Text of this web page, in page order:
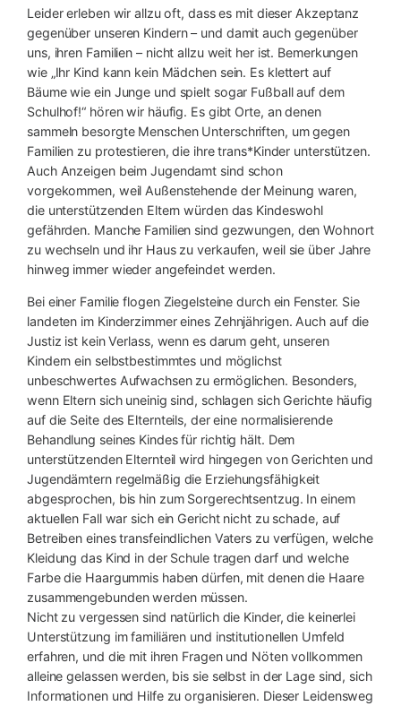
Leider erleben wir allzu oft, dass es mit dieser Akzeptanz
gegenüber unseren Kindern – und damit auch gegenüber
uns, ihren Familien – nicht allzu weit her ist. Bemerkungen
wie „Ihr Kind kann kein Mädchen sein. Es klettert auf
Bäume wie ein Junge und spielt sogar Fußball auf dem
Schulhof!“ hören wir häufig. Es gibt Orte, an denen
sammeln besorgte Menschen Unterschriften, um gegen
Familien zu protestieren, die ihre trans*Kinder unterstützen.
Auch Anzeigen beim Jugendamt sind schon
vorgekommen, weil Außenstehende der Meinung waren,
die unterstützenden Eltern würden das Kindeswohl
gefährden. Manche Familien sind gezwungen, den Wohnort
zu wechseln und ihr Haus zu verkaufen, weil sie über Jahre
hinweg immer wieder angefeindet werden.
Bei einer Familie flogen Ziegelsteine durch ein Fenster. Sie
landeten im Kinderzimmer eines Zehnjährigen. Auch auf die
Justiz ist kein Verlass, wenn es darum geht, unseren
Kindern ein selbstbestimmtes und möglichst
unbeschwertes Aufwachsen zu ermöglichen. Besonders,
wenn Eltern sich uneinig sind, schlagen sich Gerichte häufig
auf die Seite des Elternteils, der eine normalisierende
Behandlung seines Kindes für richtig hält. Dem
unterstützenden Elternteil wird hingegen von Gerichten und
Jugendämtern regelmäßig die Erziehungsfähigkeit
abgesprochen, bis hin zum Sorgerechtsentzug. In einem
aktuellen Fall war sich ein Gericht nicht zu schade, auf
Betreiben eines transfeindlichen Vaters zu verfügen, welche
Kleidung das Kind in der Schule tragen darf und welche
Farbe die Haargummis haben dürfen, mit denen die Haare
zusammengebunden werden müssen.
Nicht zu vergessen sind natürlich die Kinder, die keinerlei
Unterstützung im familiären und institutionellen Umfeld
erfahren, und die mit ihren Fragen und Nöten vollkommen
alleine gelassen werden, bis sie selbst in der Lage sind, sich
Informationen und Hilfe zu organisieren. Dieser Leidensweg